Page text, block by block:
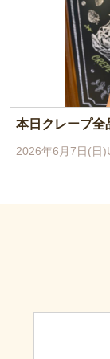
本日クレープ全
2026年6月7日(日